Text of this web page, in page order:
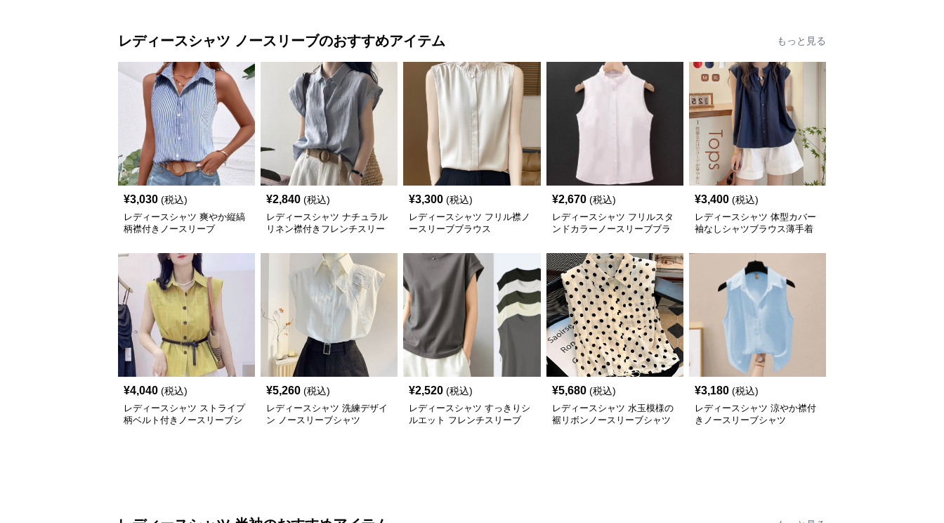
レディースシャツ ノースリーブのおすすめアイテム もっと見る
¥3,030 (税込)
レディースシャツ 爽やか縦縞
柄襟付きノースリーブ
¥2,840 (税込)
レディースシャツ ナチュラル
リネン襟付きフレンチスリー
¥3,300 (税込)
レディースシャツ フリル襟ノ
ースリーブブラウス
¥2,670 (税込)
レディースシャツ フリルスタ
ンドカラーノースリーブブラ
¥3,400 (税込)
レディースシャツ 体型カバー
袖なしシャツブラウス薄手着
¥4,040 (税込)
レディースシャツ ストライプ
柄ベルト付きノースリーブシ
¥5,260 (税込)
レディースシャツ 洗練デザイ
ン ノースリーブシャツ
¥2,520 (税込)
レディースシャツ すっきりシ
ルエット フレンチスリーブ
¥5,680 (税込)
レディースシャツ 水玉模様の
裾リボンノースリーブシャツ
¥3,180 (税込)
レディースシャツ 涼やか襟付
きノースリーブシャツ